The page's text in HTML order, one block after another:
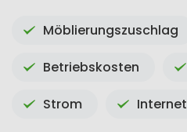
Möblierungszuschlag
Betriebskosten
Strom Internet